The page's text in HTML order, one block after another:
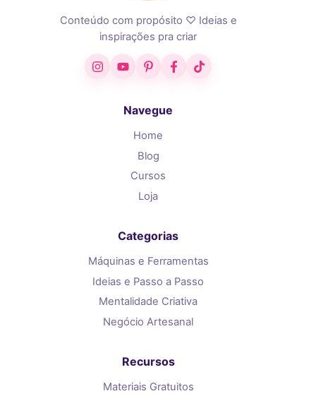
Conteúdo com propósito ♡ Ideias e
inspirações pra criar
InstagramYouTubePinterestFacebook
TikTok
Navegue
Home
Blog
Cursos
Loja
Categorias
Máquinas e Ferramentas
Ideias e Passo a Passo
Mentalidade Criativa
Negócio Artesanal
Recursos
Materiais Gratuitos